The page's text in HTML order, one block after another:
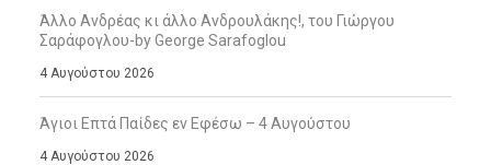
Άλλο Ανδρέας κι άλλο Ανδρουλάκης!, του Γιώργου
Σαράφογλου-by George Sarafoglou
4 Αυγούστου 2026
Άγιοι Επτά Παίδες εν Εφέσω – 4 Αυγούστου
4 Αυγούστου 2026